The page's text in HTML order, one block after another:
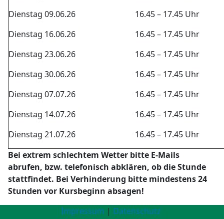
Dienstag 09.06.26
16.45 – 17.45 Uhr
Dienstag 16.06.26
16.45 – 17.45 Uhr
Dienstag 23.06.26
16.45 – 17.45 Uhr
Dienstag 30.06.26
16.45 – 17.45 Uhr
Dienstag 07.07.26
16.45 – 17.45 Uhr
Dienstag 14.07.26
16.45 – 17.45 Uhr
Dienstag 21.07.26
16.45 – 17.45 Uhr
Bei extrem schlechtem Wetter bitte E-Mails
abrufen, bzw. telefonisch abklären, ob die Stunde
stattfindet. Bei Verhinderung bitte mindestens 24
Stunden vor Kursbeginn absagen!
Impressum | Datenschutz